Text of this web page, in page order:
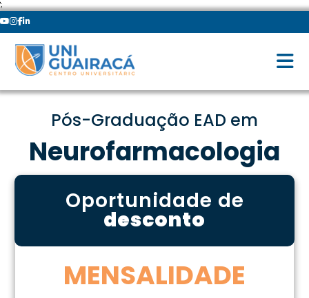
';
Pós-Graduação EAD em
Neurofarmacologia
Oportunidade de
desconto
MENSALIDADE